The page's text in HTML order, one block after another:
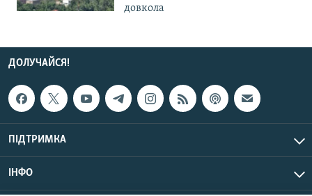
довкола
ДОЛУЧАЙСЯ!
ПІДТРИМКА
ІНФО